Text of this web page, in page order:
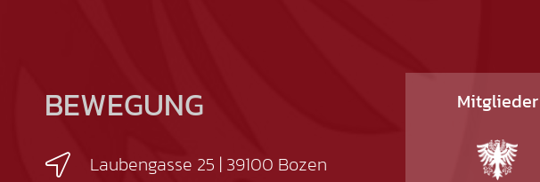
BEWEGUNG
Laubengasse 25 | 39100 Bozen
Mitglieder